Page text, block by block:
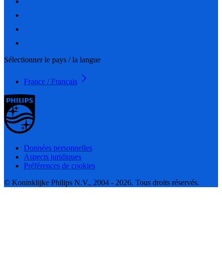
Sélectionner le pays / la langue
France / Français
Données personnelles
Aspects juridiques
Préférences de cookies
© Koninklijke Philips N.V., 2004 - 2026. Tous droits réservés.